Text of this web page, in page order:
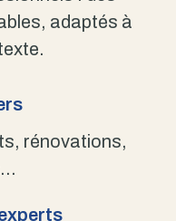
adaptés à
rénovations,